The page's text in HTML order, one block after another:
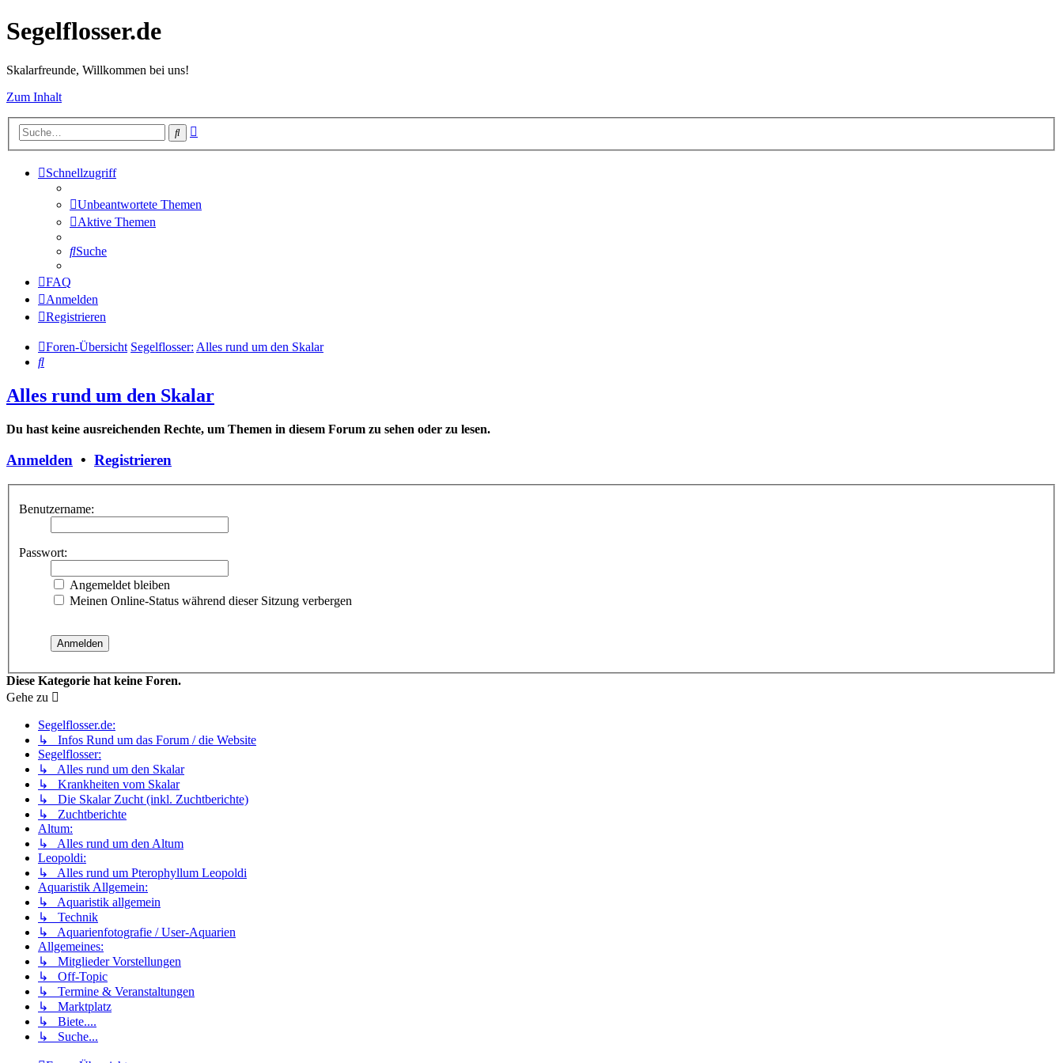
Segelflosser.de
Skalarfreunde, Willkommen bei uns!
Zum Inhalt
Suche
Schnellzugriff
Unbeantwortete Themen
Aktive Themen
Suche
FAQ
Anmelden
Registrieren
Foren-Übersicht Segelflosser: Alles rund um den Skalar
Suche
Alles rund um den Skalar
Du hast keine ausreichenden Rechte, um Themen in diesem Forum zu sehen oder zu lesen.
Anmelden • Registrieren
Benutzername:
Passwort:
Angemeldet bleiben
Meinen Online-Status während dieser Sitzung verbergen
Diese Kategorie hat keine Foren.
Gehe zu
Segelflosser.de:
↳ Infos Rund um das Forum / die Website
Segelflosser:
↳ Alles rund um den Skalar
↳ Krankheiten vom Skalar
↳ Die Skalar Zucht (inkl. Zuchtberichte)
↳ Zuchtberichte
Altum:
↳ Alles rund um den Altum
Leopoldi:
↳ Alles rund um Pterophyllum Leopoldi
Aquaristik Allgemein:
↳ Aquaristik allgemein
↳ Technik
↳ Aquarienfotografie / User-Aquarien
Allgemeines:
↳ Mitglieder Vorstellungen
↳ Off-Topic
↳ Termine & Veranstaltungen
↳ Marktplatz
↳ Biete....
↳ Suche...